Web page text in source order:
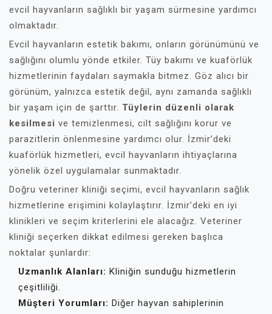
evcil hayvanların sağlıklı bir yaşam sürmesine yardımcı
olmaktadır.
Evcil hayvanların estetik bakımı, onların görünümünü ve
sağlığını olumlu yönde etkiler. Tüy bakımı ve kuaförlük
hizmetlerinin faydaları saymakla bitmez. Göz alıcı bir
görünüm, yalnızca estetik değil, aynı zamanda sağlıklı
bir yaşam için de şarttır. Tüylerin düzenli olarak
kesilmesi ve temizlenmesi, cilt sağlığını korur ve
parazitlerin önlenmesine yardımcı olur. İzmir’deki
kuaförlük hizmetleri, evcil hayvanların ihtiyaçlarına
yönelik özel uygulamalar sunmaktadır.
Doğru veteriner kliniği seçimi, evcil hayvanların sağlık
hizmetlerine erişimini kolaylaştırır. İzmir’deki en iyi
klinikleri ve seçim kriterlerini ele alacağız. Veteriner
kliniği seçerken dikkat edilmesi gereken başlıca
noktalar şunlardır:
Uzmanlık Alanları: Kliniğin sunduğu hizmetlerin
çeşitliliği.
Müşteri Yorumları: Diğer hayvan sahiplerinin